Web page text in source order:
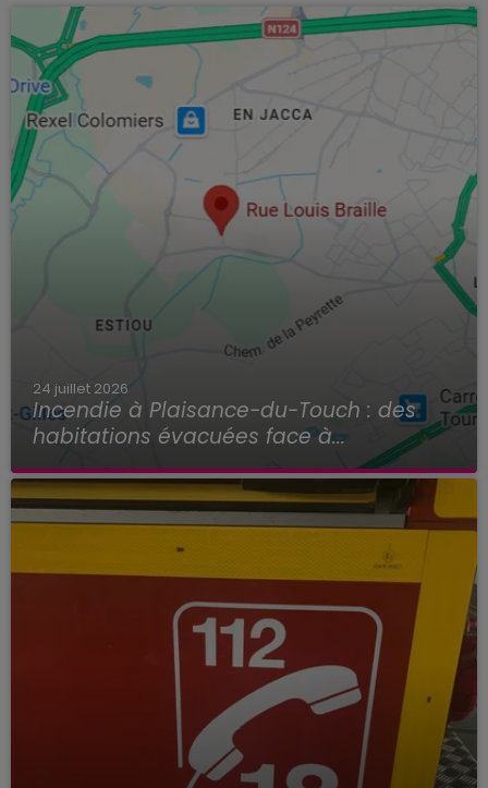
24 juillet 2026
Incendie à Plaisance-du-Touch : des
habitations évacuées face à...